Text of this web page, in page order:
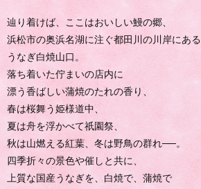
辿り着けば、ここはおいしい鰻の郷、
浜松市の奥浜名湖に注ぐ都田川の川岸にある
うなぎ白焼山口。
落ち着いた佇まいの店内に
漂う香ばしい蒲焼のたれの香り、
春は桜舞う姫様道中、
夏は舟を浮かべて祇園祭、
秋は山燃える紅葉、冬は野鳥の群れ──。
四季折々の景色や催しと共に、
上質な国産うなぎを、白焼で、蒲焼で